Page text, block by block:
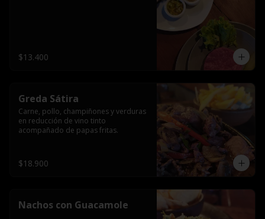
$13.400
Greda Sátira
Carne, pollo, champiñones y verduras
en reducción de vino tinto
acompañado de papas fritas.
$18.900
Nachos con Guacamole